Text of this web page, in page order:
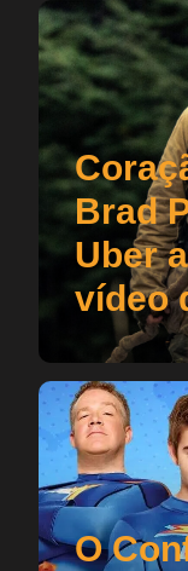
Brad
Uber
vídeo
O